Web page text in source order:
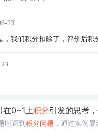
23
，我们积分扣除了，评价后积
23
0~1上积分引发的思考
时遇到积分问题 ，通过实例